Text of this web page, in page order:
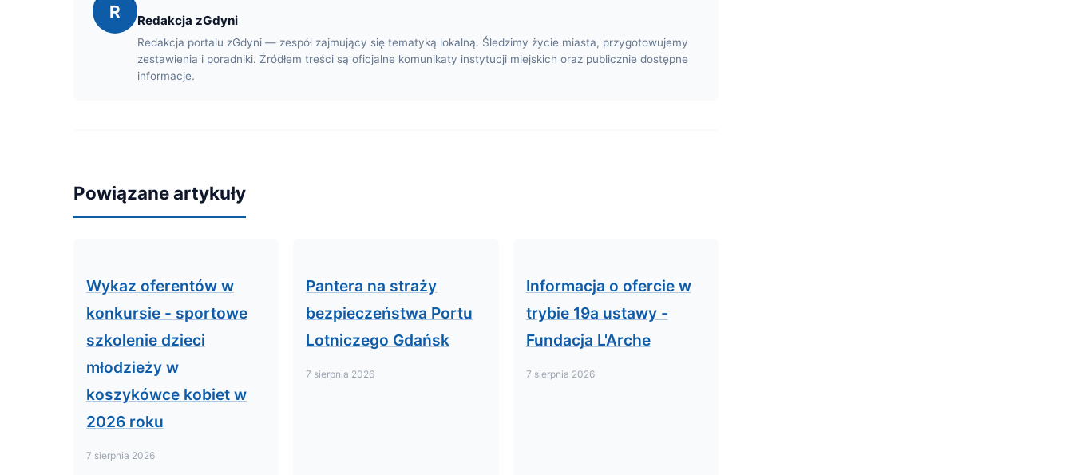
R Redakcja zGdyni
Redakcja portalu zGdyni — zespół zajmujący się tematyką lokalną. Śledzimy życie miasta, przygotowujemy
zestawienia i poradniki. Źródłem treści są oficjalne komunikaty instytucji miejskich oraz publicznie dostępne
informacje.
Powiązane artykuły
Wykaz oferentów w
konkursie - sportowe
szkolenie dzieci
młodzieży w
koszykówce kobiet w
2026 roku
7 sierpnia 2026
Pantera na straży
bezpieczeństwa Portu
Lotniczego Gdańsk
7 sierpnia 2026
Informacja o ofercie w
trybie 19a ustawy -
Fundacja L'Arche
7 sierpnia 2026